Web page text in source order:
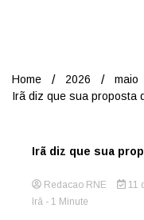
Home 2026 maio
Irã diz que sua proposta
Irã diz que sua
Redacao RNE 11
Irã - 1 Minute